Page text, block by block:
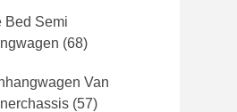
Bed Semi
(68)
Van
(57)